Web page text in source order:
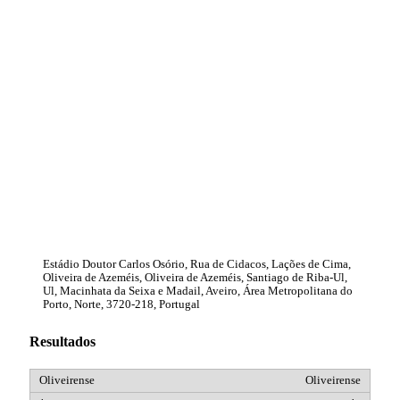
Estádio Doutor Carlos Osório, Rua de Cidacos, Lações de Cima,
Oliveira de Azeméis, Oliveira de Azeméis, Santiago de Riba-Ul,
Ul, Macinhata da Seixa e Madail, Aveiro, Área Metropolitana do
Porto, Norte, 3720-218, Portugal
Resultados
Oliveirense